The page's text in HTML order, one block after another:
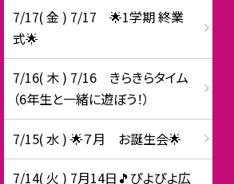
7/17( 金 ) 7/17 🌟1学期 終業
式🌟
7/16( 木 ) 7/16 きらきらタイム
（6年生と一緒に遊ぼう！）
7/15( 水 ) 🌟７月 お誕生会🌟
7/14( 火 ) 7月14日🎵ぴよぴよ広